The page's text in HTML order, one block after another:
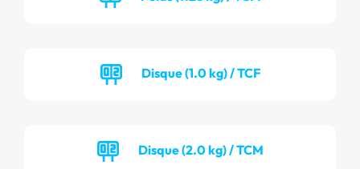
Disque (1.0 kg) / TCF
Disque (2.0 kg) / TCM